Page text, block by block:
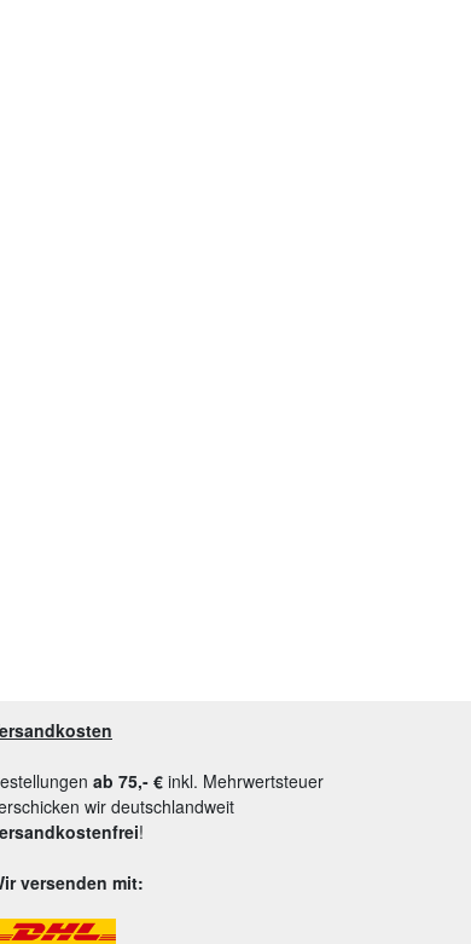
ab 75,- € inkl. Mehrwertsteuer
wir deutschlandweit
!
versenden mit: